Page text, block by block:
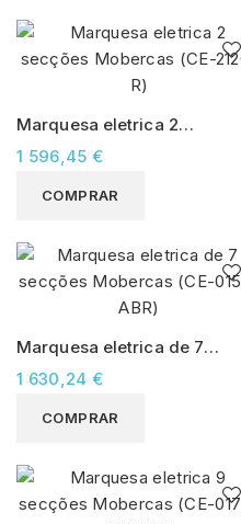
Marquesa eletrica 2
secções Mobercas (CE-
2120-R)
1 596,45 €
COMPRAR
Marquesa eletrica de 7
secções Mobercas (CE-
0157-ABR)
1 630,24 €
COMPRAR